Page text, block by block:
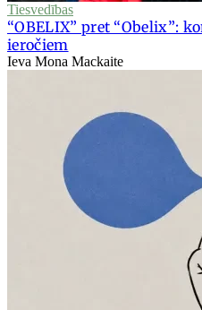
Tiesvedības
“OBELIX” pret “Obelix”:
ieročiem
Ieva Mona Mackaite